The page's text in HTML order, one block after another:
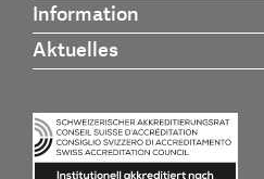
Information
Aktuelles